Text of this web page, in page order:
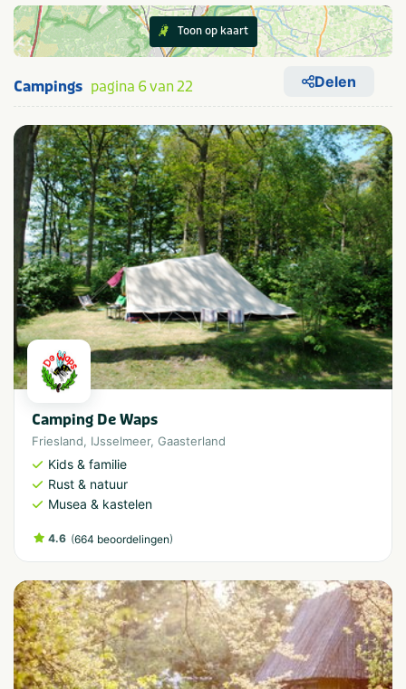
Toon op kaart
Campings pagina 6 van 22 Delen
Camping De Waps
Friesland, IJsselmeer, Gaasterland
Kids & familie
Rust & natuur
Musea & kastelen
4.6 (664 beoordelingen)